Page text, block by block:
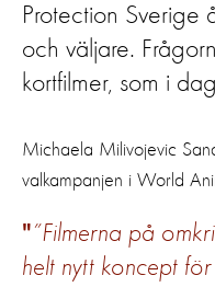
Protection Sverige
och väljare.
kortfilmer, som i
Michaela Milivojevic
valkampanjen i World
”Filmerna på
helt nytt koncept